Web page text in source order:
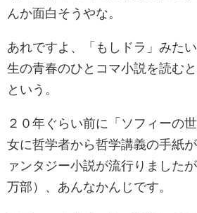
んか面白そうやな。
あれですよ、「もしドラ」みた
生の青春のひとコマ小説を読む
という。
２０年ぐらい前に「ソフィーの
女に哲学者から哲学講義の手紙
ァンタジー小説が流行りました
万部）、あんなかんじです。